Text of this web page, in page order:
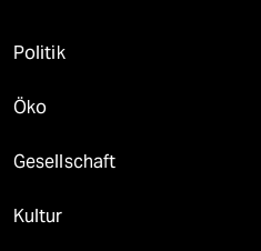
Politik
Öko
Gesellschaft
Kultur